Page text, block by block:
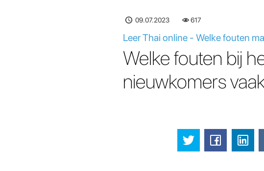
09.07.2023 617
Leer Thai online - Welke fouten
Welke fouten bij
nieuwkomers